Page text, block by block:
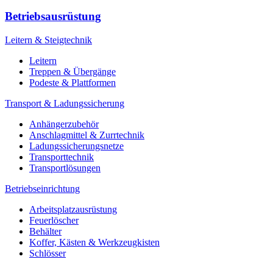
Betriebsausrüstung
Leitern & Steigtechnik
Leitern
Treppen & Übergänge
Podeste & Plattformen
Transport & Ladungssicherung
Anhängerzubehör
Anschlagmittel & Zurrtechnik
Ladungssicherungsnetze
Transporttechnik
Transportlösungen
Betriebseinrichtung
Arbeitsplatzausrüstung
Feuerlöscher
Behälter
Koffer, Kästen & Werkzeugkisten
Schlösser